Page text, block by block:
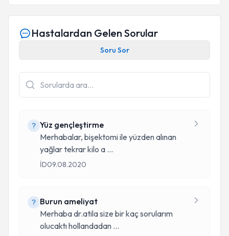
Hastalardan Gelen Sorular
Soru Sor
Yüz gençleştirme
Merhabalar, bişektomi ile yüzden alınan
yağlar tekrar kilo a ...
İD09.08.2020
Burun ameliyat
Merhaba dr.atila size bir kaç sorularım
olucaktı hollandadan ...